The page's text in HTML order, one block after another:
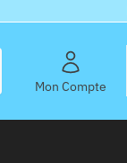
Mon Compte